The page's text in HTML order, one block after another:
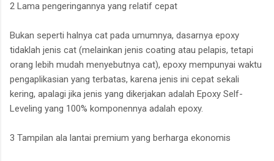
2 Lama pengeringannya yang relatif cepat
Bukan seperti halnya cat pada umumnya, dasarnya epoxy
tidaklah jenis cat (melainkan jenis coating atau pelapis, tetapi
orang lebih mudah menyebutnya cat), epoxy mempunyai waktu
pengaplikasian yang terbatas, karena jenis ini cepat sekali
kering, apalagi jika jenis yang dikerjakan adalah Epoxy Self-
Leveling yang 100% komponennya adalah epoxy.
3 Tampilan ala lantai premium yang berharga ekonomis